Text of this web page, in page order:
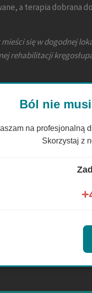
a terapia dobrana
się w dogodnej
rehabilitacji
Ból nie
na profesjonalną
Skorzystaj z